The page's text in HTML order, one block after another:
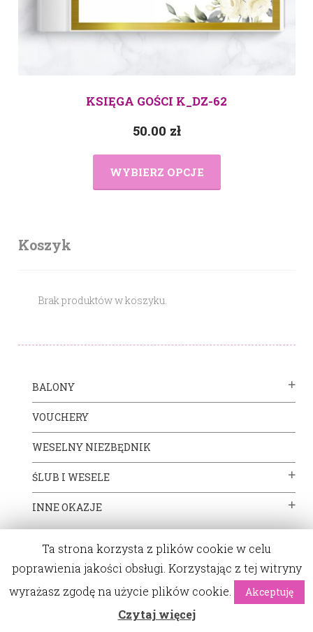
KSIĘGA GOŚCI K_DZ-62
50.00 zł
WYBIERZ OPCJE
Koszyk
Brak produktów w koszyku.
BALONY
VOUCHERY
WESELNY NIEZBĘDNIK
ŚLUB I WESELE
INNE OKAZJE
KOMUNIA ŚW.
ATRAKCJE 0
Ta strona korzysta z plików cookie w celu
poprawienia jakości obsługi. Korzystając z tej witryny
wyrażasz zgodę na użycie plików cookie.
Akceptuję
Czytaj więcej